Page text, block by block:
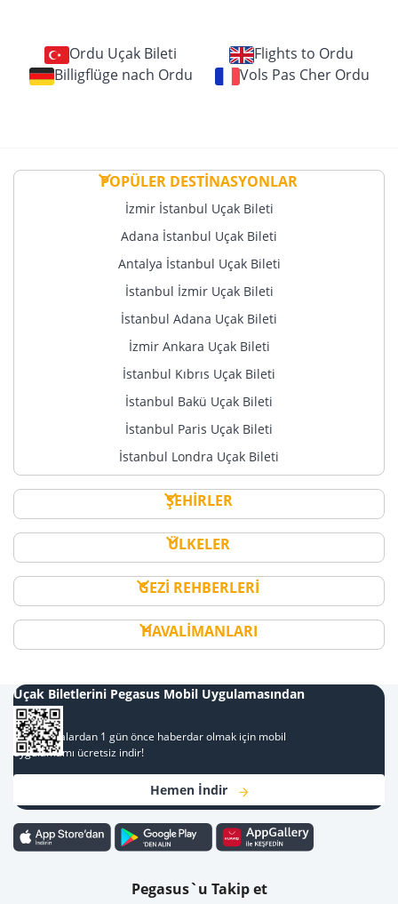
Ordu Uçak Bileti
Flights to Ordu
Billigflüge nach Ordu
Vols Pas Cher Ordu
POPÜLER DESTİNASYONLAR
İzmir İstanbul Uçak Bileti
Adana İstanbul Uçak Bileti
Antalya İstanbul Uçak Bileti
İstanbul İzmir Uçak Bileti
İstanbul Adana Uçak Bileti
İzmir Ankara Uçak Bileti
İstanbul Kıbrıs Uçak Bileti
İstanbul Bakü Uçak Bileti
İstanbul Paris Uçak Bileti
İstanbul Londra Uçak Bileti
ŞEHİRLER
ÜLKELER
GEZİ REHBERLERİ
HAVALİMANLARI
Uçak Biletlerini Pegasus Mobil Uygulamasından
Al
Kampanyalardan 1 gün önce haberdar olmak için mobil
uygulamamı ücretsiz indir!
Hemen İndir
Pegasus`u Takip et